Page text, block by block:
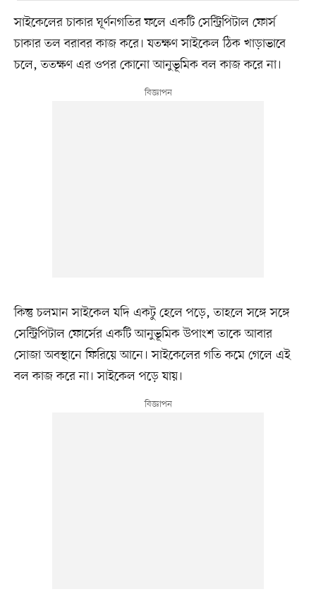
সাইকেলের চাকার ঘূর্ণনগতির ফলে একটি সেন্ট্রিপিটাল ফোর্স
চাকার তল বরাবর কাজ করে। যতক্ষণ সাইকেল ঠিক খাড়াভাবে
চলে, ততক্ষণ এর ওপর কোনো আনুভূমিক বল কাজ করে না।
কিন্তু চলমান সাইকেল যদি একটু হেলে পড়ে, তাহলে সঙ্গে সঙ্গে
সেন্ট্রিপিটাল ফোর্সের একটি আনুভূমিক উপাংশ তাকে আবার
সোজা অবস্থানে ফিরিয়ে আনে। সাইকেলের গতি কমে গেলে এই
বল কাজ করে না। সাইকেল পড়ে যায়।